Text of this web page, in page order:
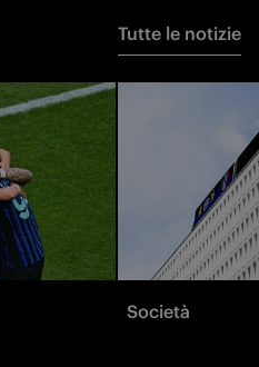
Tutte le notizie
Società